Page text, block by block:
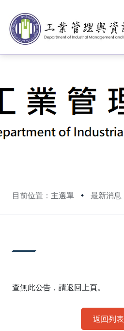
目前位置：主選單 最新消息
:::
查無此公告，請返回上頁。
返回列表